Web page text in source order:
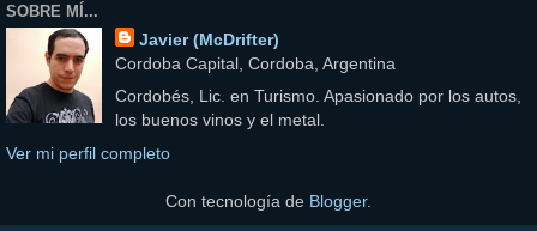
SOBRE MÍ...
Javier (McDrifter)
Cordoba Capital, Cordoba, Argentina
Cordobés, Lic. en Turismo. Apasionado por los autos,
los buenos vinos y el metal.
Ver mi perfil completo
Con tecnología de Blogger.